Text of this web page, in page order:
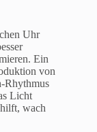
Uhr
Ein
von
Rhythmus
Licht
wach